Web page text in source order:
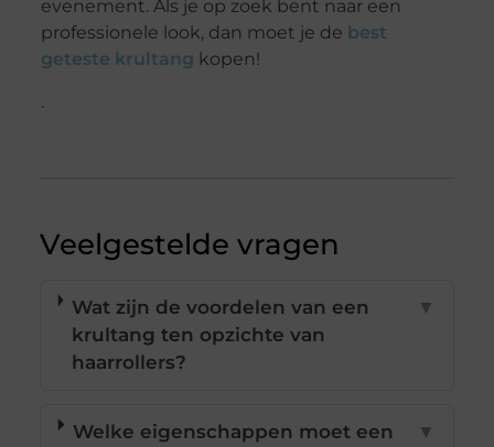
evenement. Als je op zoek bent naar een
professionele look, dan moet je de best
geteste krultang kopen!
.
Veelgestelde vragen
Wat zijn de voordelen van een
krultang ten opzichte van
haarrollers?
▼
Welke eigenschappen moet een
▼